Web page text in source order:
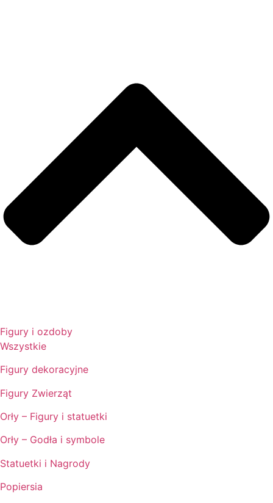
Figury i ozdoby
Wszystkie
Figury dekoracyjne
Figury Zwierząt
Orły – Figury i statuetki
Orły – Godła i symbole
Statuetki i Nagrody
Popiersia